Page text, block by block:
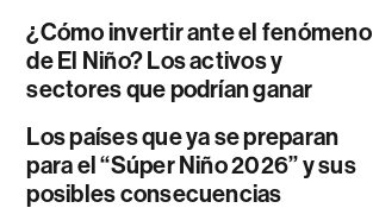
¿Cómo invertir ante el fenómeno
de El Niño? Los activos y
sectores que podrían ganar
Los países que ya se preparan
para el “Súper Niño 2026” y sus
posibles consecuencias